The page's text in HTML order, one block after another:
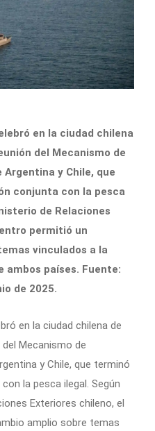
en la ciudad chilena
del Mecanismo de
y Chile, que
conjunta con la pesca
de Relaciones
permitió un
vinculados a la
ambos países. Fuente:
de 2025.
en la ciudad chilena de
Mecanismo de
y Chile, que terminó
la pesca ilegal. Según
Exteriores chileno, el
amplio sobre temas